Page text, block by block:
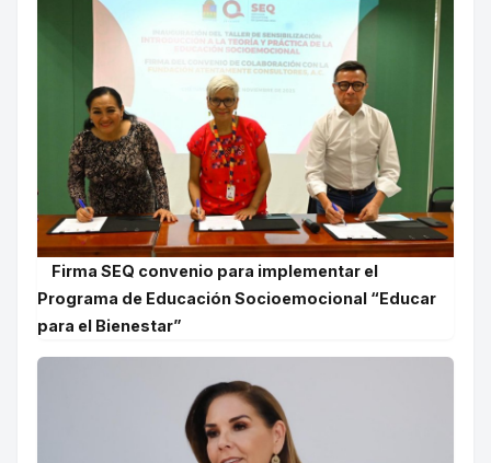
Firma SEQ convenio para implementar el
Programa de Educación Socioemocional “Educar
para el Bienestar”